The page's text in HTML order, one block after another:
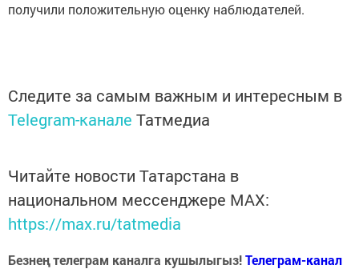
получили положительную оценку наблюдателей.
Следите за самым важным и интересным в
Telegram-канале Татмедиа
Читайте новости Татарстана в
национальном мессенджере MАХ:
https://max.ru/tatmedia
Безнең телеграм каналга кушылыгыз!Телеграм-канал